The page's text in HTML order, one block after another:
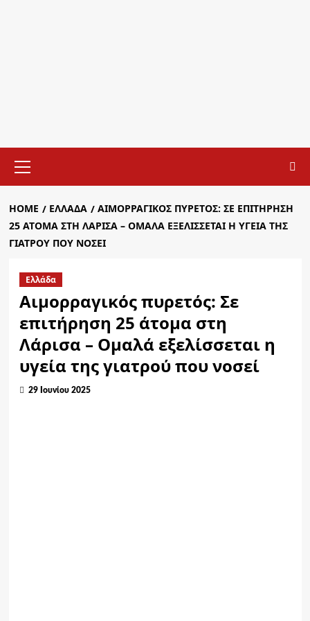
Menu
HOME ΕΛΛΆΔΑ
ΑΙΜΟΡΡΑΓΙΚΌΣ ΠΥΡΕΤΌΣ: ΣΕ ΕΠΙΤΉΡΗΣΗ
25 ΆΤΟΜΑ ΣΤΗ ΛΆΡΙΣΑ – ΟΜΑΛΆ ΕΞΕΛΊΣΣΕΤΑΙ Η ΥΓΕΊΑ ΤΗΣ
ΓΙΑΤΡΟΎ ΠΟΥ ΝΟΣΕΊ
Ελλάδα
Αιμορραγικός πυρετός: Σε
επιτήρηση 25 άτομα στη
Λάρισα – Ομαλά εξελίσσεται η
υγεία της γιατρού που νοσεί
29 Ιουνίου 2025